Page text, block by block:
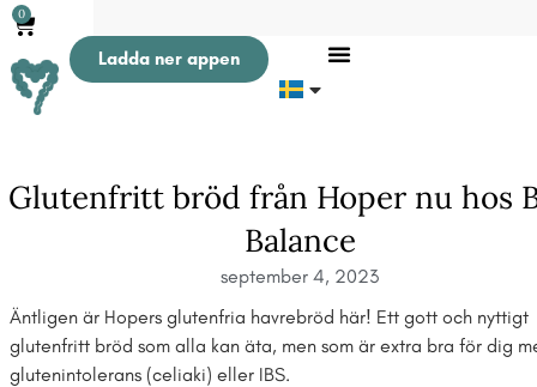
0
Ladda ner appen
Glutenfritt bröd från Hoper nu hos
Balance
september 4, 2023
Äntligen är Hopers glutenfria havrebröd här! Ett gott och nyttigt
glutenfritt bröd som alla kan äta, men som är extra bra för dig
glutenintolerans (celiaki) eller IBS.